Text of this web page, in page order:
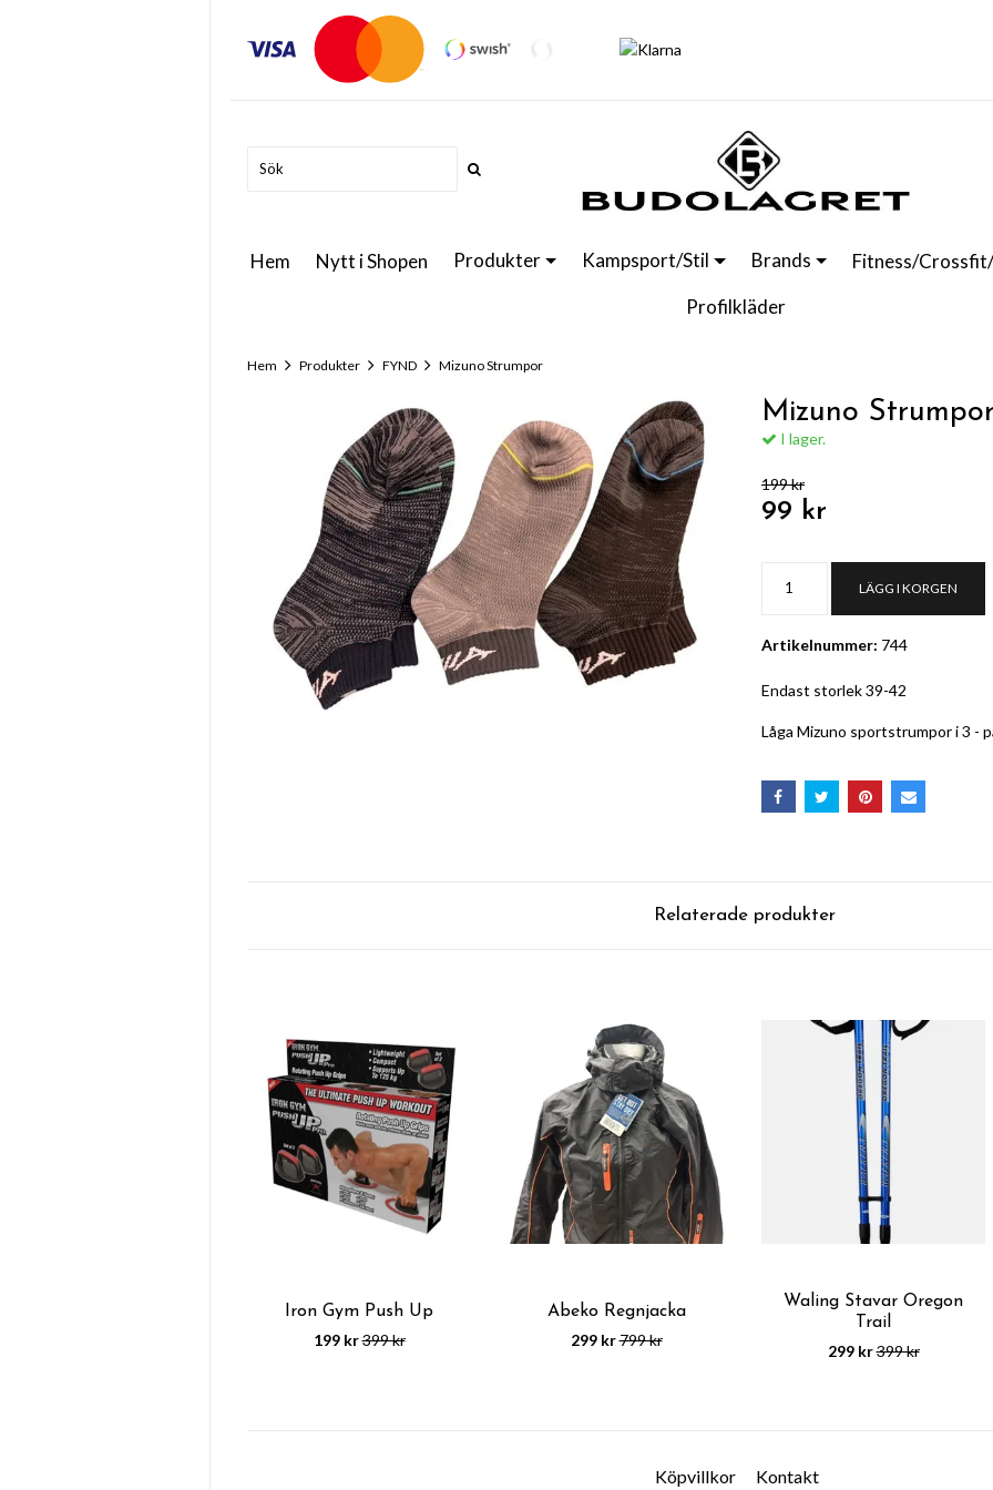
Hem Nytt i Shopen Produkter Kampsport/Stil Brands
Fitness/
Profilkläder
Hem Produkter FYND Mizuno Strumpor
Mizuno
I lager.
199 kr
99 kr
LÄGG I KORGEN
Artikelnummer: 744
Endast storlek 39-42
Låga Mizuno sportstrumpor i 3 -
Relaterade produkter
Iron Gym Push Up
199 kr399 kr
Abeko Regnjacka
299 kr799 kr
Waling Stavar Oregon
Trail
299 kr399 kr
Köpvillkor Kontakt